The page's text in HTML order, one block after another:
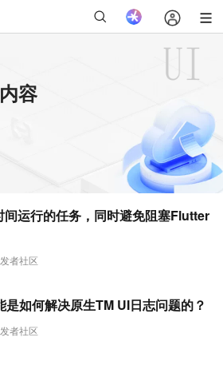
容
者社区
运行的任务，同时避免阻塞Flutter
者社区
如何解决原生TM UI日志问题的？